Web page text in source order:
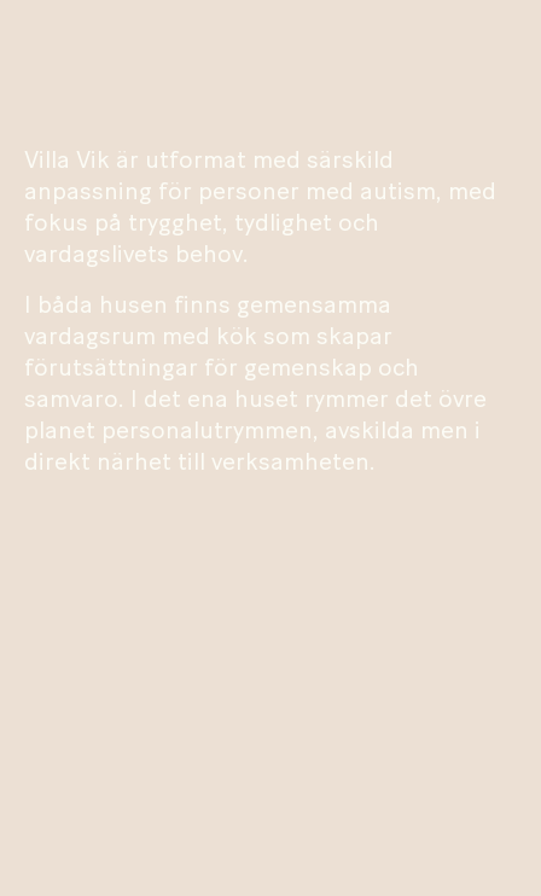
Villa Vik är utformat med särskild
anpassning för personer med autism, med
fokus på trygghet, tydlighet och
vardagslivets behov.
I båda husen finns gemensamma
vardagsrum med kök som skapar
förutsättningar för gemenskap och
samvaro. I det ena huset rymmer det övre
planet personalutrymmen, avskilda men i
direkt närhet till verksamheten.